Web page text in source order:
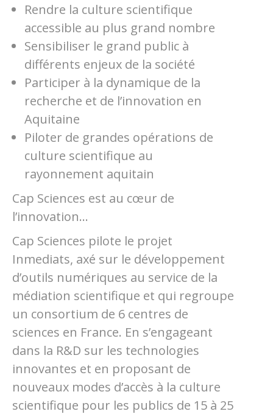
Rendre la culture scientifique
accessible au plus grand nombre
Sensibiliser le grand public à
différents enjeux de la société
Participer à la dynamique de la
recherche et de l’innovation en
Aquitaine
Piloter de grandes opérations de
culture scientifique au
rayonnement aquitain
Cap Sciences est au cœur de
l’innovation…
Cap Sciences pilote le projet
Inmediats, axé sur le développement
d’outils numériques au service de la
médiation scientifique et qui regroupe
un consortium de 6 centres de
sciences en France. En s’engageant
dans la R&D sur les technologies
innovantes et en proposant de
nouveaux modes d’accès à la culture
scientifique pour les publics de 15 à 25